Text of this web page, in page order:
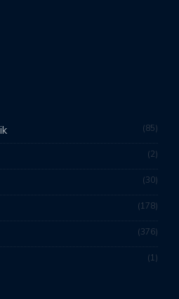
85
2
30
178
376
1